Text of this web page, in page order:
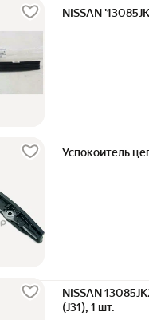
NISSAN
Успокоитель
NISSAN
(J31), 1 шт.